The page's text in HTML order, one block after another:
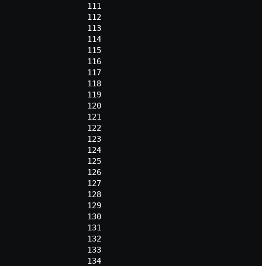
111
112
113
114
115
116
117
118
119
120
121
122
123
124
125
126
127
128
129
130
131
132
133
134